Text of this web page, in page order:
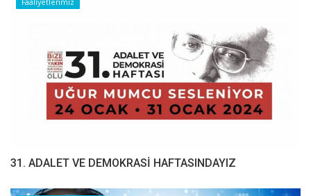
31. ADALET VE DEMOKRASİ HAFTASINDAYIZ